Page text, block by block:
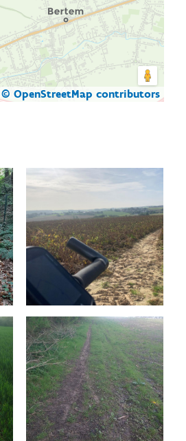
© OpenStreetMap contributors